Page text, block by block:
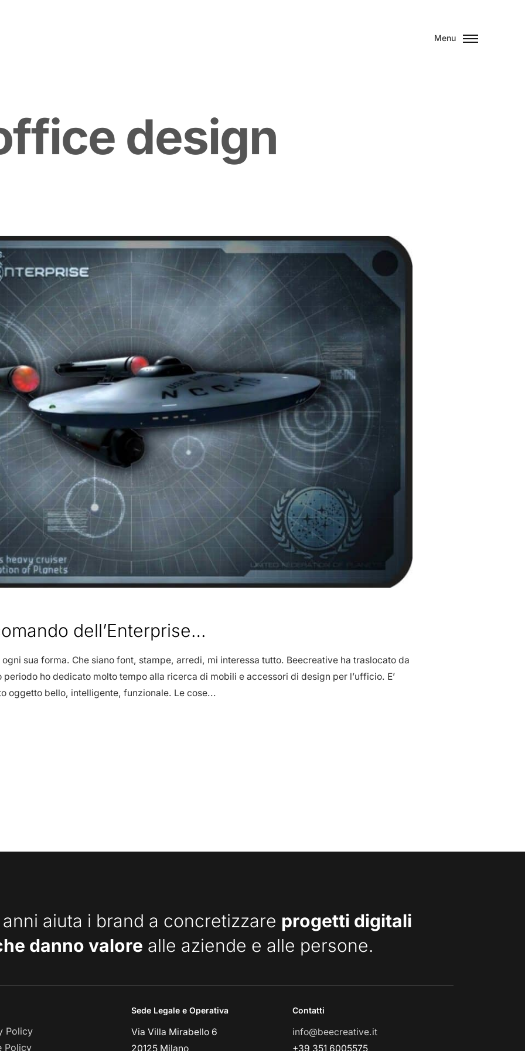
Menu
ffice design
dell’Enterprise…
sua forma. Che siano font, stampe, arredi, mi interessa tutto. Beecreative ha traslocato da
ho dedicato molto tempo alla ricerca di mobili e accessori di design per l’ufficio. E’
oggetto bello, intelligente, funzionale. Le cose...
aiuta i brand a concretizzare progetti digitali
danno valore alle aziende e alle persone.
Policy
Policy
Sede Legale e Operativa
Via Villa Mirabello 6
20125 Milano
Contatti
info@beecreative.it
+39 351 6005575